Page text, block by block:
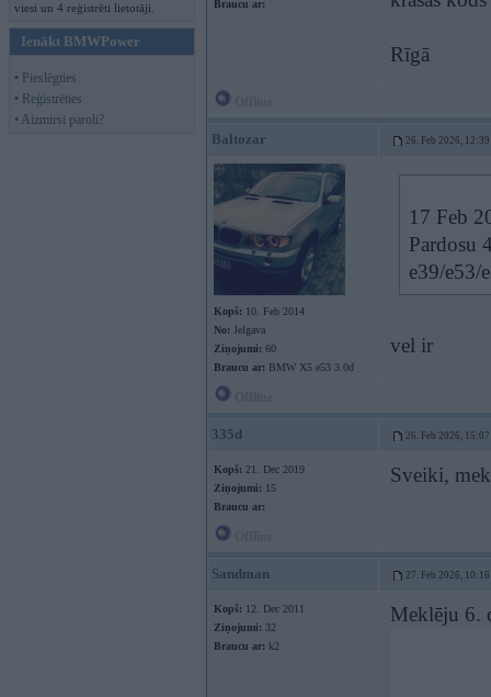
viesi un 4 reģistrēti lietotāji.
Ienākt BMWPower
• Pieslēgties
• Reģistrēties
• Aizmirsi paroli?
Braucu ar:
Rīgā
Baltozar 26. Feb 2026, 12:39
Kopš: 10. Feb 2014
No: Jelgava
Ziņojumi: 60
Braucu ar: BMW X5 e53 3.0d
17 Feb
Pardosu
e39/e53/
vel ir
335d 26. Feb 2026, 15:07
Kopš: 21. Dec 2019
Ziņojumi: 15
Braucu ar:
Sveiki,
Sandman 27. Feb 2026, 10:16
Kopš: 12. Dec 2011
Ziņojumi: 32
Braucu ar: k2
Meklēju 6.